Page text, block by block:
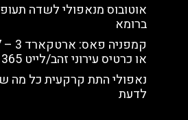
אוטובוס מנאפולי לשדה
ברומא
או כרטיס עירוני זהב/לייט 365
נאפולי התת קרקעית כל מה
לדעת